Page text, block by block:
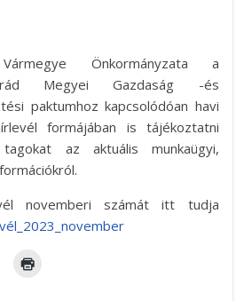
Vármegye Önkormányzata a
Megyei Gazdaság -és
paktumhoz kapcsolódóan havi
formájában is tájékoztatni
az aktuális munkaügyi,
novemberi számát itt tudja